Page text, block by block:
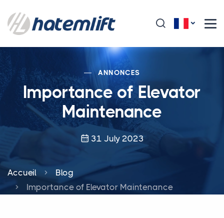
ANNONCES
Importance of Elevator
Maintenance
31 July 2023
Accueil
Blog
Importance of Elevator Maintenance